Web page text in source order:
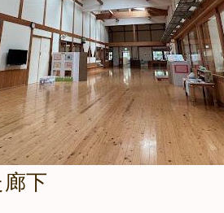
下